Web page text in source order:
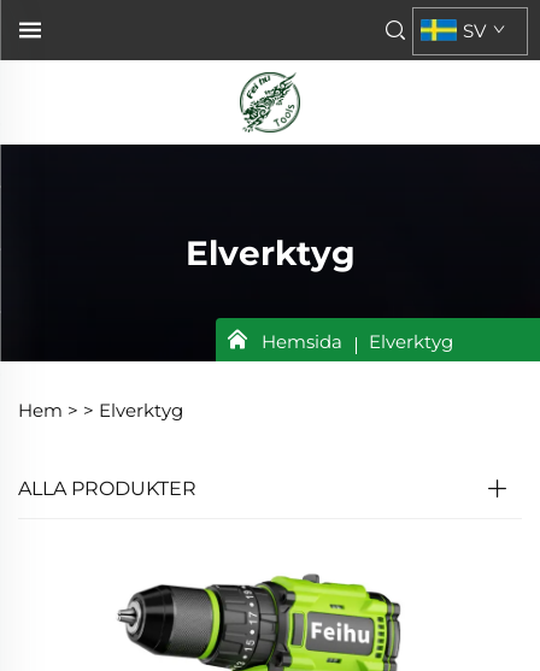
SV
Elverktyg
Hemsida Elverktyg
Hem > > Elverktyg
ALLA PRODUKTER